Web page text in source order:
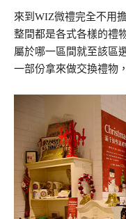
來到 WIZ微禮完全不用
整間都是各式各樣的禮
屬於哪一區間就至該區
一部份拿來做交換禮物